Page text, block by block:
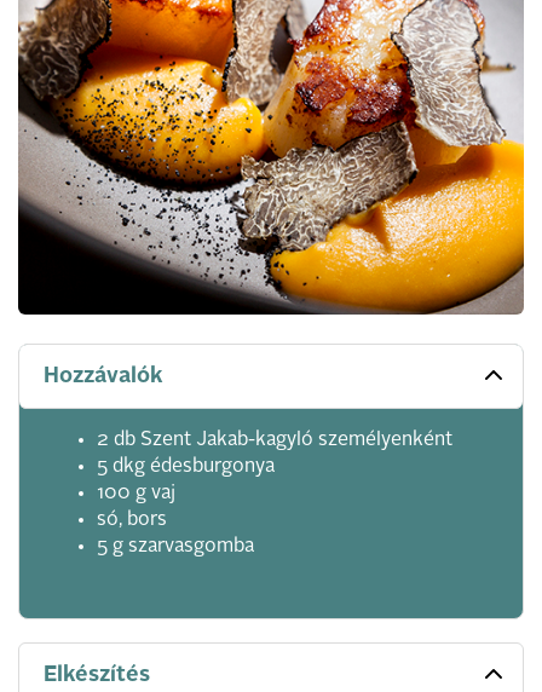
Hozzávalók
2 db Szent Jakab-kagyló személyenként
5 dkg édesburgonya
100 g vaj
só, bors
5 g szarvasgomba
Elkészítés